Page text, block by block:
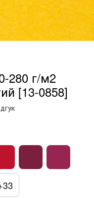
280 г/м2
[13-0858]